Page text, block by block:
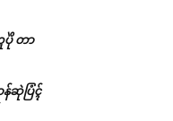
ပိုဲ တာ
ဆုဲပြံၚ်